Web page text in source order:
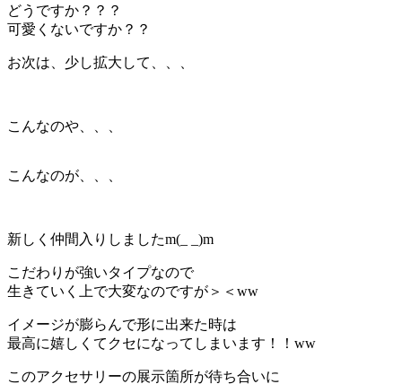
どうですか？？？
可愛くないですか？？
お次は、少し拡大して、、、
こんなのや、、、
こんなのが、、、
新しく仲間入りしましたm(_ _)m
こだわりが強いタイプなので
生きていく上で大変なのですが＞＜ww
イメージが膨らんで形に出来た時は
最高に嬉しくてクセになってしまいます！！ww
このアクセサリーの展示箇所が待ち合いに